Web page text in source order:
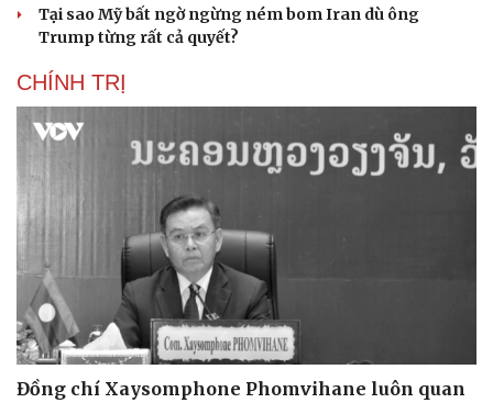
Tại sao Mỹ bất ngờ ngừng ném bom Iran dù ông
Trump từng rất cả quyết?
CHÍNH TRỊ
Đồng chí Xaysomphone Phomvihane luôn quan